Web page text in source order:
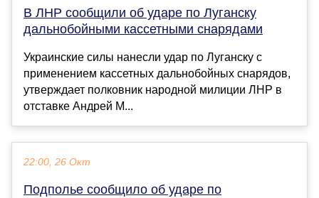
В ЛНР сообщили об ударе по Луганску
дальнобойными кассетными снарядами
Украинские силы нанесли удар по Луганску с
применением кассетных дальнобойных снарядов,
утверждает полковник народной милиции ЛНР в
отставке Андрей М...
22:00, 26 Окт
Подполье сообщило об ударе по